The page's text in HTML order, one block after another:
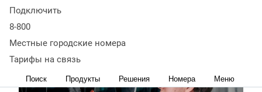
Подключить
8-800
Местные городские номера
Тарифы на связь
Поиск Продукты Решения Номера Меню
проекте